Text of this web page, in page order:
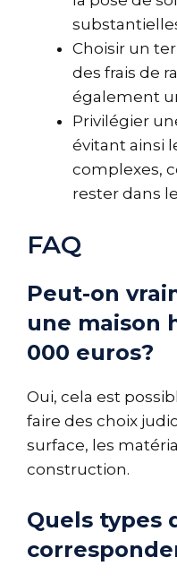
Choisir un
des frais de
également
Privilégier
évitant ainsi
complexes,
rester dans
FAQ
Peut-on
une maison
000 euros?
Oui, cela est
faire des choix
surface, les
construction.
Quels types